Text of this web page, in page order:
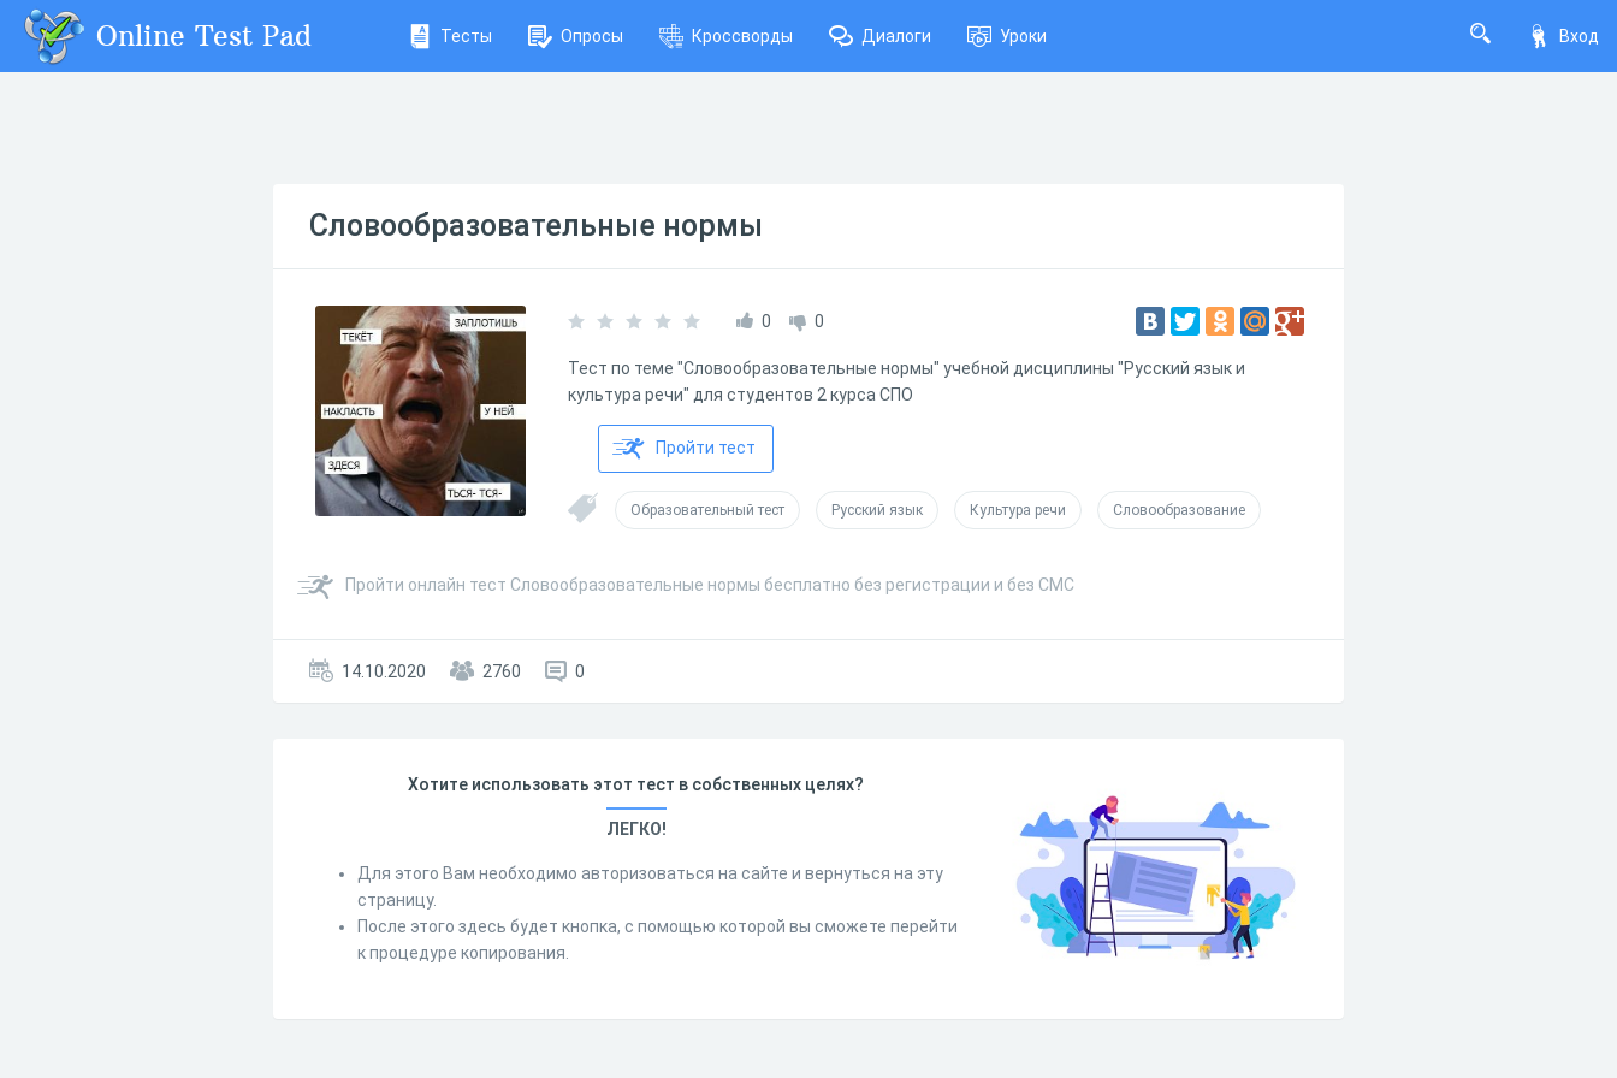
Вход
Online Test Pad Тесты Опросы Кроссворды Диалоги Уроки
Словообразовательные нормы
0 0
Тест по теме "Словообразовательные нормы" учебной дисциплины "Русский язык и
культура речи" для студентов 2 курса СПО
Пройти тест
Образовательный тест Русский язык Культура речи Словообразование
Пройти онлайн тест Словообразовательные нормы бесплатно без регистрации и без СМС
14.10.2020 2760 0
Хотите использовать этот тест в собственных целях?
ЛЕГКО!
Для этого Вам необходимо авторизоваться на сайте и вернуться на эту
страницу.
После этого здесь будет кнопка, с помощью которой вы сможете перейти
к процедуре копирования.